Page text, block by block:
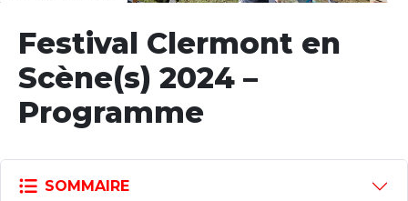
Festival Clermont en
Scène(s) 2024 –
Programme
SOMMAIRE